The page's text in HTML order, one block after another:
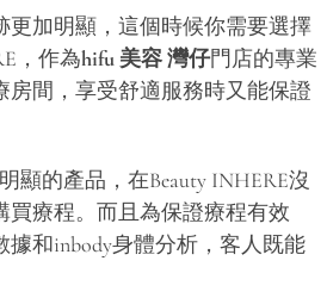
加明顯，這個時候你需要選擇
，作為hifu 美容 灣仔門店的專業
間，享受舒適服務時又能保證
顯的產品，在Beauty INHERE沒
療程。而且為保證療程有效
和inbody身體分析，客人既能